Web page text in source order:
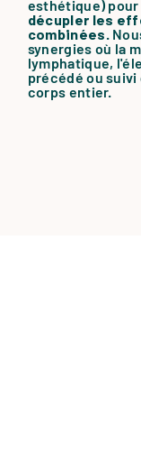
esthétique) pour
décupler les
combinées .
synergies où la
lymphatique,
précédé ou
corps entier.